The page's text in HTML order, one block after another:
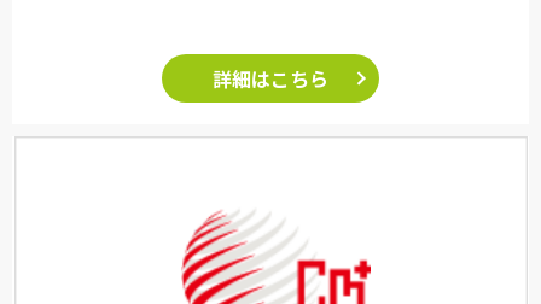
詳細はこちら